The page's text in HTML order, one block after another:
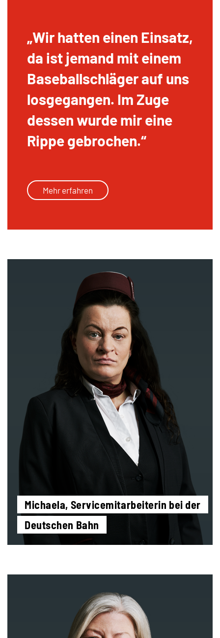
Wir hatten einen Einsatz,
da ist jemand mit einem
Baseballschläger auf uns
losgegangen. Im Zuge
dessen wurde mir eine
Rippe gebrochen.
Mehr erfahren
Michaela, Servicemitarbeiterin bei der
Deutschen Bahn